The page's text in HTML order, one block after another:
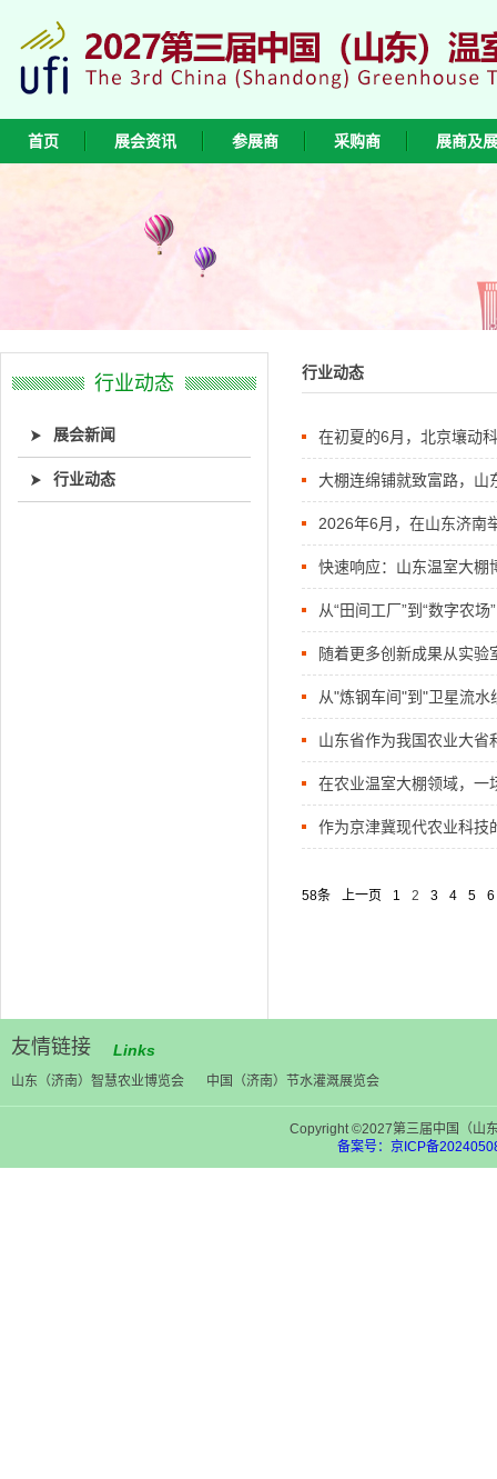
首页 展会资讯 参展商 采购商 展商及
行业动态
展会新闻
行业动态
行业动态
在初夏的6月，北京壤动
东济南智慧农业博览会
大棚连绵铺就致富路，山
2026年6月，在山东济南
快速响应：山东温室大棚
从“田间工厂”到“数字农
随着更多创新成果从实
国粮食"的新时代篇章
从"炼钢车间"到"卫星流
域开启新的征程
山东省作为我国农业大省
在农业温室大棚领域，一
作为京津冀现代农业科技
58条 上一页 1 2 3 4 5 6
友情链接 Links
山东（济南）智慧农业博览会 中国（济南）节水灌溉展览会
Copyright ©2027第三届中国（山
备案号：京ICP备